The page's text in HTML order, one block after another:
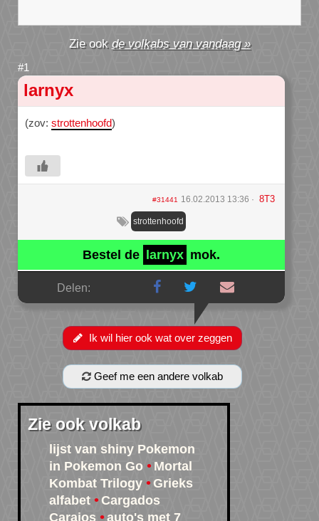
de volkabs van vandaag »
larnyx
(zov: strottenhoofd)
#31441 16.02.2013 13:36 8T3
strottenhoofd
Bestel de larnyx mok.
Delen:
Ik wil hier ook wat over zeggen
Geef me een andere volkab
Zie ook volkab
lijst van shiny Pokemon
in Pokemon Go
Mortal
Kombat Trilogy
Grieks
alfabet
Cargados
Carajos
auto's met 7